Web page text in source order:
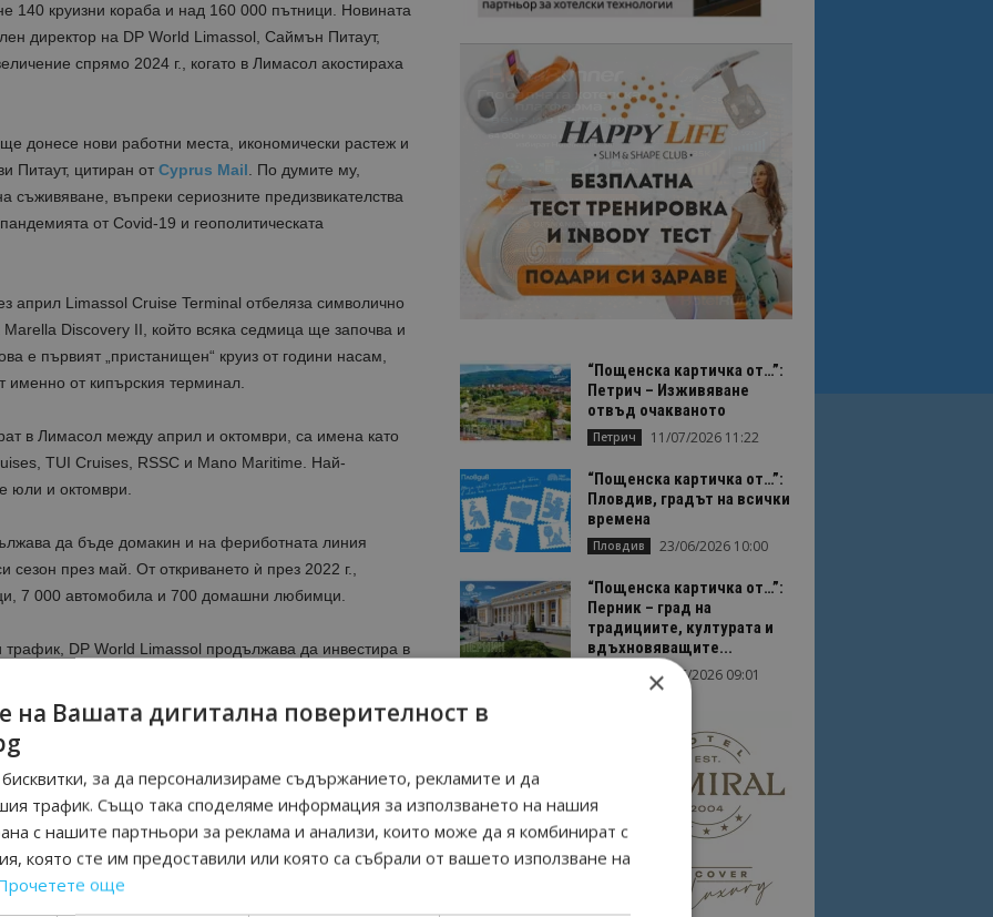
140 круизни кораба и над 160 000 пътници. Новината
директор на DP World Limassol, Саймън Питаут,
спрямо 2024 г., когато в Лимасол акостираха
донесе нови работни места, икономически растеж и
Питаут, цитиран от Cyprus Mail . По думите му,
съживяване, въпреки сериозните предизвикателства
от Covid-19 и геополитическата
април Limassol Cruise Terminal отбеляза символично
Discovery II, който всяка седмица ще започва и
е първият „пристанищен“ круиз от години насам,
именно от кипърския терминал.
в Лимасол между април и октомври, са имена като
TUI Cruises, RSSC и Mano Maritime. Най-
юли и октомври.
да бъде домакин и на фериботната линия
през май. От откриването ѝ през 2022 г.,
7 000 автомобила и 700 домашни любимци.
DP World Limassol продължава да инвестира в
са обновяване на терминала с нови
машини за повишена сигурност и
кафенета, търговски обекти и трансферни
кипърското правителство да изготви дългосрочна
„Целта е Кипър да се утвърди като основна
– и това е напълно постижимо“, заяви той.
“Пощенска картичка от…”:
Петрич – Изживяване
отвъд очакваното
Петрич 11/07/2026 11:22
“Пощенска картичка от…”:
Пловдив, градът на всички
времена
Пловдив 23/06/2026 10:00
“Пощенска картичка от…”:
Перник – град на
традициите, културата и
вдъхновяващите...
17/06/2026 09:01
×
на Вашата дигитална поверителност в
за да персонализираме съдържанието, рекламите и да
трафик. Също така споделяме информация за използването на нашия
с нашите партньори за реклама и анализи, които може да я комбинират с
която сте им предоставили или която са събрали от вашето използване на
още